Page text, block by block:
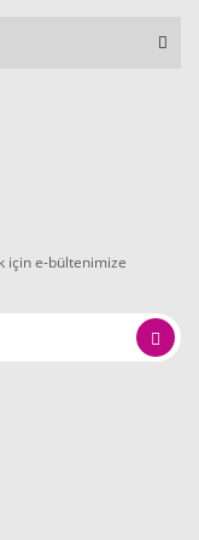
için e-bültenimize